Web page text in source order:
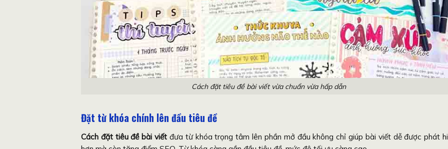
Cách đặt tiêu đề bài viết vừa chuẩn vừa hấp dẫn
Đặt từ khóa chính lên đầu tiêu đề
Cách đặt tiêu đề bài viết đưa từ khóa trọng tâm lên phần mở đầu không chỉ giúp bài viết dễ được phát